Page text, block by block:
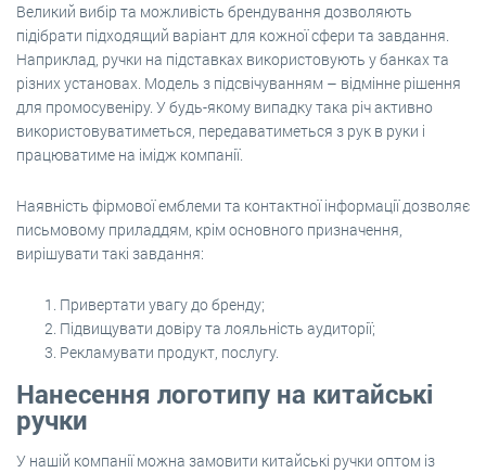
Великий вибір та можливість брендування дозволяють
підібрати підходящий варіант для кожної сфери та завдання.
Наприклад, ручки на підставках використовують у банках та
різних установах. Модель з підсвічуванням – відмінне рішення
для промосувеніру. У будь-якому випадку така річ активно
використовуватиметься, передаватиметься з рук в руки і
працюватиме на імідж компанії.
Наявність фірмової емблеми та контактної інформації дозволяє
письмовому приладдям, крім основного призначення,
вирішувати такі завдання:
Привертати увагу до бренду;
Підвищувати довіру та лояльність аудиторії;
Рекламувати продукт, послугу.
Нанесення логотипу на китайські
ручки
У нашій компанії можна замовити китайські ручки оптом із